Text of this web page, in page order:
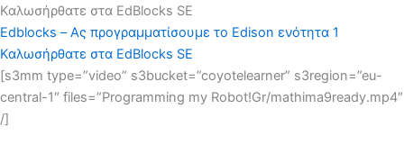
Καλωσήρθατε στα EdBlocks SE
Edblocks – Ας προγραμματίσουμε το Edison ενότητα 1
Καλωσήρθατε στα EdBlocks SE
[s3mm type=”video” s3bucket=”coyotelearner” s3region=”eu-
central-1″ files=”Programming my Robot!Gr/mathima9ready.mp4″
/]